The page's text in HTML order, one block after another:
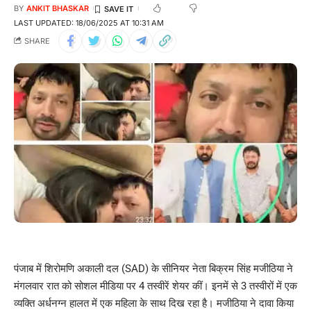
LAST UPDATED: 18/06/2025 AT 10:31 AM
BY ANKIT BHASKAR
SHARE
पंजाब में शिरोमणि अकाली दल (SAD) के सीनियर नेता बिक्रम सिंह मजीठिया ने
मंगलवार रात को सोशल मीडिया पर 4 तस्वीरें शेयर कीं। इनमें से 3 तस्वीरों में एक
व्यक्ति अर्धनग्न हालत में एक महिला के साथ दिख रहा है। मजीठिया ने दावा किया